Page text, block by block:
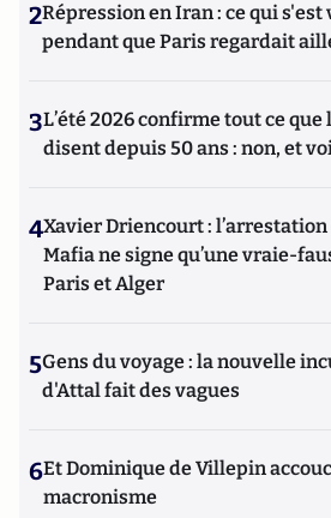
2Répression en Iran : ce qui
pendant que Paris regardait
3L’été 2026 confirme tout ce que
disent depuis 50 ans : non, et
4Xavier Driencourt : l’arrestation
Mafia ne signe qu’une vraie-
Paris et Alger
5Gens du voyage : la nouvelle
d'Attal fait des vagues
6Et Dominique de Villepin
macronisme